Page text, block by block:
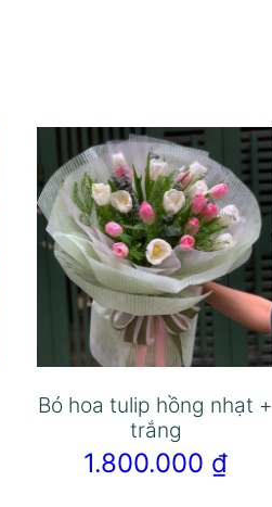
Bó hoa tulip hồng nhạt +
trắng
1.800.000 ₫